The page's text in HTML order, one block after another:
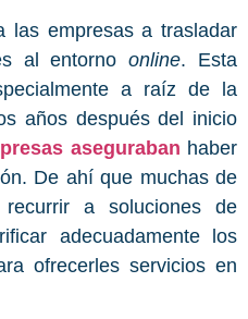
las empresas a trasladar
al entornoonline. Esta
a raíz de la
años después del inicio
aseguraban haber
De ahí que muchas de
a soluciones de
adecuadamente los
ofrecerles servicios en